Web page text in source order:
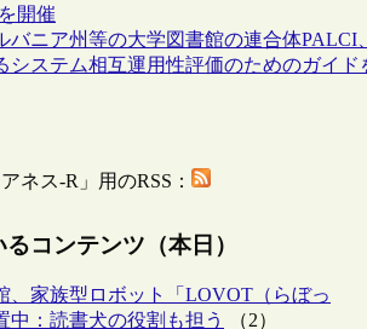
開催
バニア州等の大学図書館の連合体PALCI、
システム相互運用性評価のためのガイド
ネス-R」用のRSS：
コンテンツ（本日）
、家族型ロボット「LOVOT（らぼっ
中：読書犬の役割も担う
（2）